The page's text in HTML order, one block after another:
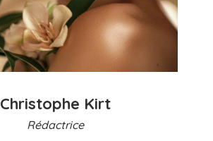
Christophe Kirt
Rédactrice